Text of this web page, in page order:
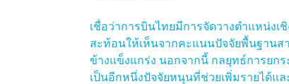
เชื่อว่าการบินไทยมีการจัดวางตำแหน่ง
สะท้อนให้เห็นจากคะแนนปัจจัยพื้นฐานส
ข้างแข็งแกร่ง นอกจากนี้ กลยุทธ์การยกร
เป็นอีกหนึ่งปัจจัยหนุนที่ช่วยเพิ่มรายได้แ